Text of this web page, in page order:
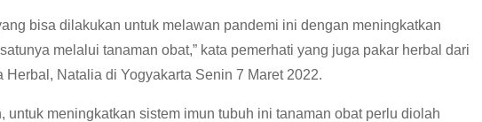
bisa dilakukan untuk melawan pandemi ini dengan meningkatkan
melalui tanaman obat,” kata pemerhati yang juga pakar herbal dari
Herbal, Natalia di Yogyakarta Senin 7 Maret 2022.
untuk meningkatkan sistem imun tubuh ini tanaman obat perlu diolah